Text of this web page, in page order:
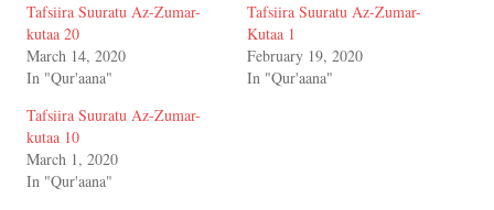
Tafsiira Suuratu Az-Zumar-
kutaa 20
March 14, 2020
In "Qur'aana"
Tafsiira Suuratu Az-Zumar-
Kutaa 1
February 19, 2020
In "Qur'aana"
Tafsiira Suuratu Az-Zumar-
kutaa 10
March 1, 2020
In "Qur'aana"